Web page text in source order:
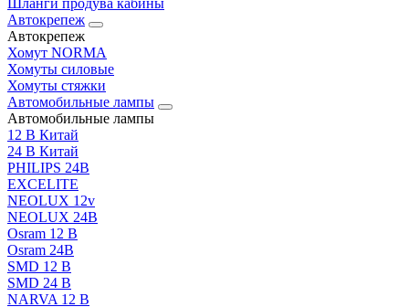
Шланги продува кабины
Автокрепеж
Автокрепеж
Хомут NORMA
Хомуты силовые
Хомуты стяжки
Автомобильные лампы
Автомобильные лампы
12 В Китай
24 В Китай
PHILIPS 24В
EXCELITE
NEOLUX 12v
NEOLUX 24В
Osram 12 В
Osram 24В
SMD 12 В
SMD 24 В
NARVA 12 В